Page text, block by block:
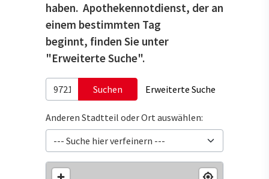
haben. Apothekennotdienst, der an
einem bestimmten Tag
beginnt, finden Sie unter
"Erweiterte Suche".
Suchen Erweiterte Suche
Anderen Stadtteil oder Ort auswählen: